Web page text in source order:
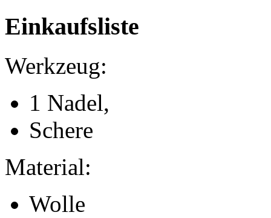
Einkaufsliste
Werkzeug:
1 Nadel,
Schere
Material:
Wolle